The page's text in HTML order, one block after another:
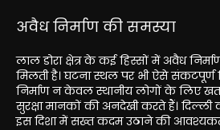
अवैध निर्माण की समस्या
लाल डोरा क्षेत्र के कई हिस्सों में अवैध
मिलती है। घटना स्थल पर भी ऐसे संकटपूर्ण
निर्माण न केवल स्थानीय लोगों के लिए
सुरक्षा मानकों की अनदेखी करते हैं। दिल्ली
इस दिशा में सख्त कदम उठाने की